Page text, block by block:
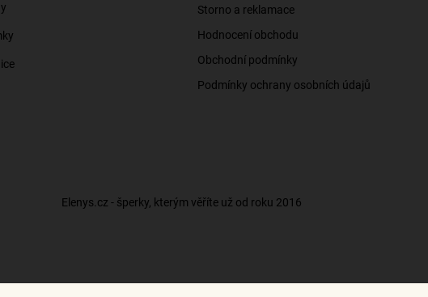
Storno a reklamace
Hodnocení obchodu
Obchodní podmínky
Podmínky ochrany osobních údajů
Elenys.cz - šperky, kterým věříte už od roku 2016